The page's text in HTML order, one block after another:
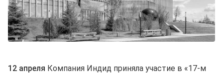
12 апреля Компания Индид приняла участие в «17-м